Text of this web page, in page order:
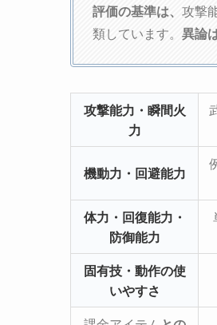
評価の基準は、 攻撃
類しています。 異論
攻撃能力・瞬間火
力
機動力・回避能力
体力・回復能力・
防御能力
固有技・動作の使
いやすさ